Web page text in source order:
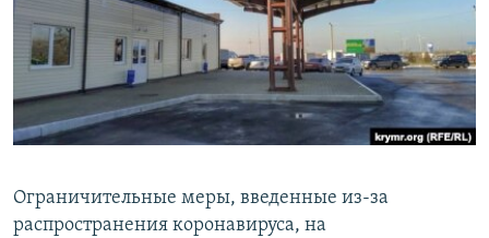
ПОБЕДИТЕЛЕЙ НЕ СУДЯТ?
КРЫМ.НЕПОКОРЕННЫЙ
ELIFBE
УКРАИНСКАЯ ПРОБЛЕМА КРЫМА
ПРИСОЕДИНЯЙТЕСЬ!
Ограничительные меры, введенные из-за
распространения коронавируса, на